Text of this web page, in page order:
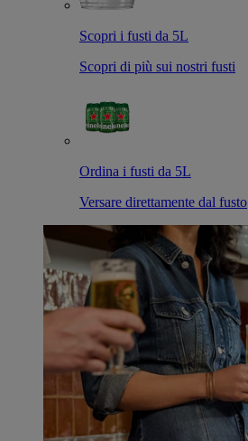
Scopri i fusti da 5L
Scopri di più sui nostri fusti
Ordina i fusti da 5L
Versare direttamente dal fusto